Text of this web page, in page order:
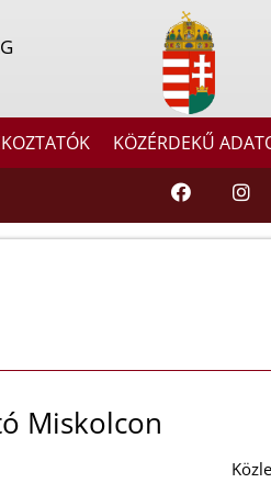
KÖZÉRDEKŰ
Miskolcon